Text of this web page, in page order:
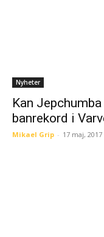
Nyheter
Kan
banrekord i
Mikael Grip - 17 maj, 2017